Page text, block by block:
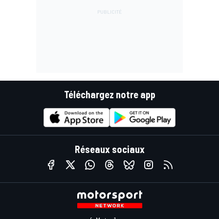
Téléchargez notre app
Réseaux sociaux